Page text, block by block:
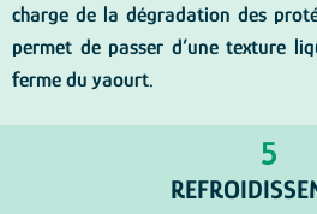
charge de la dégradation des
permet de passer d’une texture
ferme du yaourt.
5